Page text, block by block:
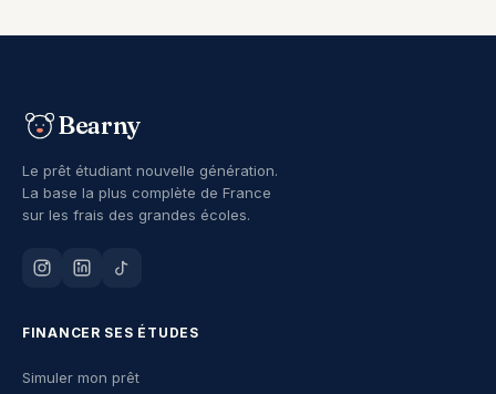
Bearny
Le prêt étudiant nouvelle génération.
La base la plus complète de France
sur les frais des grandes écoles.
FINANCER SES ÉTUDES
Simuler mon prêt